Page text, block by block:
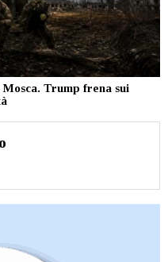
Mosca. Trump frena sui